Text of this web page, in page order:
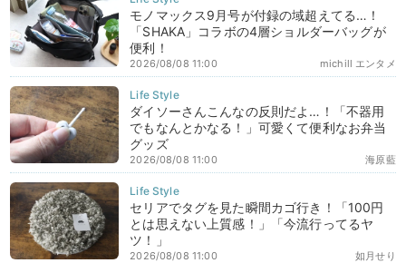
モノマックス9月号が付録の域超えてる…！
「SHAKA」コラボの4層ショルダーバッグが
便利！
michill エンタメ
2026/08/08 11:00
ダイソーさんこんなの反則だよ…！「不器用
でもなんとかなる！」可愛くて便利なお弁当
グッズ
海原藍
2026/08/08 11:00
セリアでタグを見た瞬間カゴ行き！「100円
とは思えない上質感！」「今流行ってるヤ
ツ！」
如月せり
2026/08/08 11:00